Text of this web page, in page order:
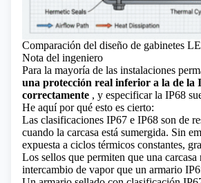
Comparación del diseño de gabinetes
Nota del ingeniero
Para la mayoría de las instalaciones
una protección real inferior a la de la
correctamente , y especificar la IP68
He aquí por qué esto es cierto:
Las clasificaciones IP67 e IP68 son de
cuando la carcasa está sumergida. Sin
expuesta a ciclos térmicos constantes,
Los sellos que permiten que una
intercambio de vapor que un armario